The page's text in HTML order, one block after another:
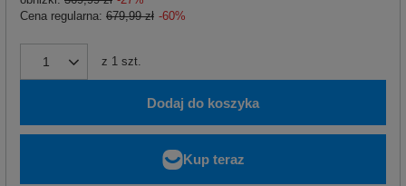
Cena regularna: 679,99 zł -60%
z 1 szt.
Dodaj do koszyka